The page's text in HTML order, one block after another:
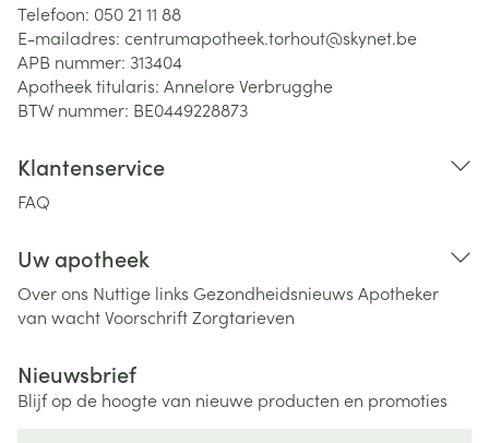
Telefoon: 050 21 11 88
E-mailadres: centrumapotheek.torhout@skynet.be
APB nummer: 313404
Apotheek titularis: Annelore Verbrugghe
BTW nummer: BE0449228873
Klantenservice
FAQ
Uw apotheek
Over ons Nuttige links Gezondheidsnieuws Apotheker
van wachtVoorschriftZorgtarieven
Nieuwsbrief
Blijf op de hoogte van nieuwe producten en promoties